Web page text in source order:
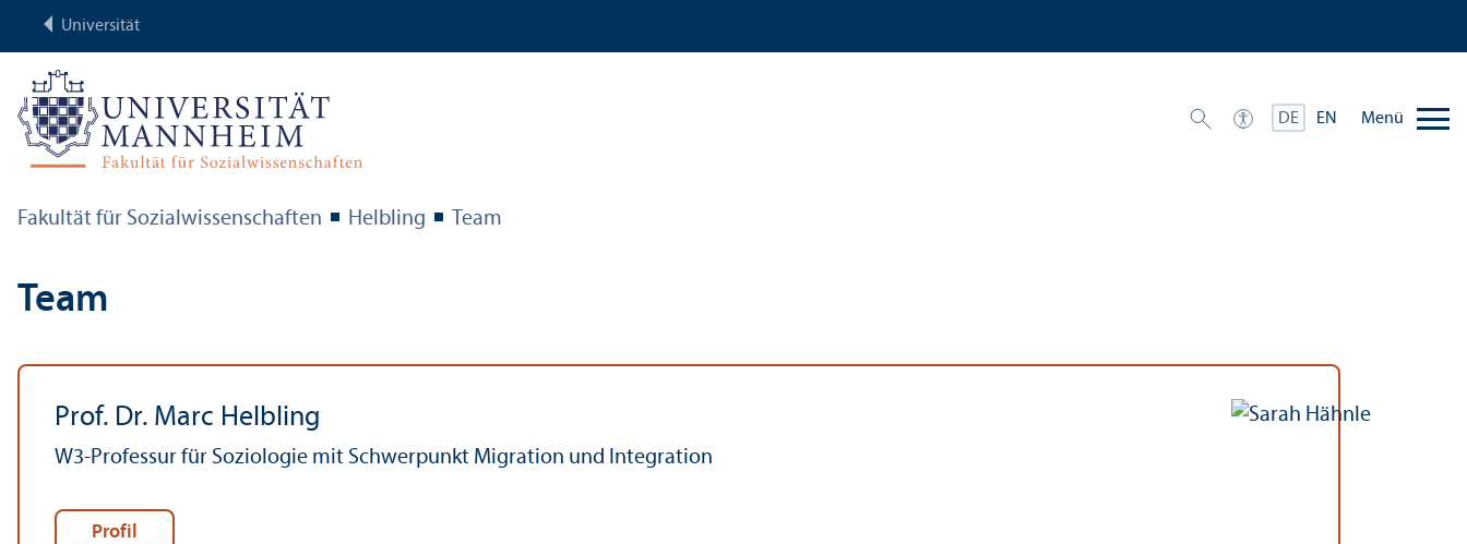
Universität
DE EN Menü
Fakultät für Sozial­wissenschaften Helbling Team
Team
Prof. Dr. Marc Helbling
W3-Professur für Soziologie mit Schwerpunkt Migration und Integration
Profil